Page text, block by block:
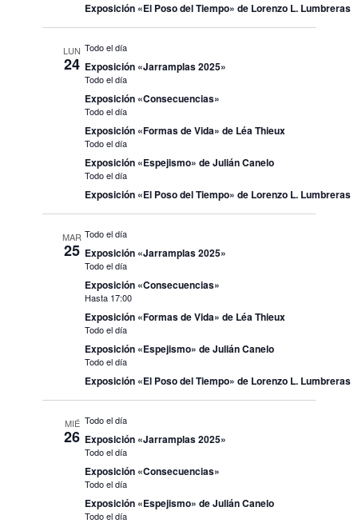
Exposición «El Poso del Tiempo» de Lorenzo L. Lumbreras
LUN
24
Todo el día
Exposición «Jarramplas 2025»
Todo el día
Exposición «Consecuencias»
Todo el día
Exposición «Formas de Vida» de Léa Thieux
Todo el día
Exposición «Espejismo» de Julián Canelo
Todo el día
Exposición «El Poso del Tiempo» de Lorenzo L. Lumbreras
MAR
25
Todo el día
Exposición «Jarramplas 2025»
Todo el día
Exposición «Consecuencias»
Hasta 17:00
Exposición «Formas de Vida» de Léa Thieux
Todo el día
Exposición «Espejismo» de Julián Canelo
Todo el día
Exposición «El Poso del Tiempo» de Lorenzo L. Lumbreras
MIÉ
26
Todo el día
Exposición «Jarramplas 2025»
Todo el día
Exposición «Consecuencias»
Todo el día
Exposición «Espejismo» de Julián Canelo
Todo el día